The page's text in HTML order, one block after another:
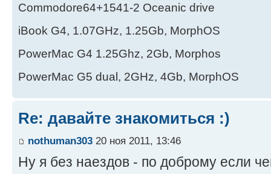
Commodore64+1541-2 Oceanic drive
iBook G4, 1.07GHz, 1.25Gb, MorphOS
PowerMac G4 1.25Ghz, 2Gb, Morphos
PowerMac G5 dual, 2GHz, 4Gb, MorphOS
Re: давайте знакомиться :)
nothuman303 20 ноя 2011, 13:46
Ну я без наездов - по доброму если